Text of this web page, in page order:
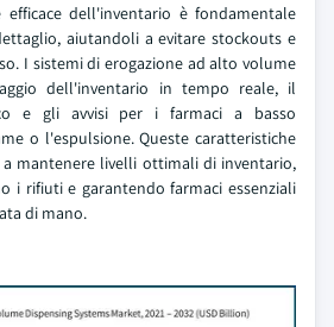
dell'inventario è fondamentale
aiutandoli a evitare stockouts e
I sistemi di erogazione ad alto volume
dell'inventario in tempo reale, il
e gli avvisi per i farmaci a basso
o l'espulsione. Queste caratteristiche
mantenere livelli ottimali di inventario,
i rifiuti e garantendo farmaci essenziali
di mano.